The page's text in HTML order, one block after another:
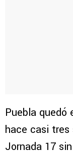
Puebla quedó
hace casi tres
Jornada 17